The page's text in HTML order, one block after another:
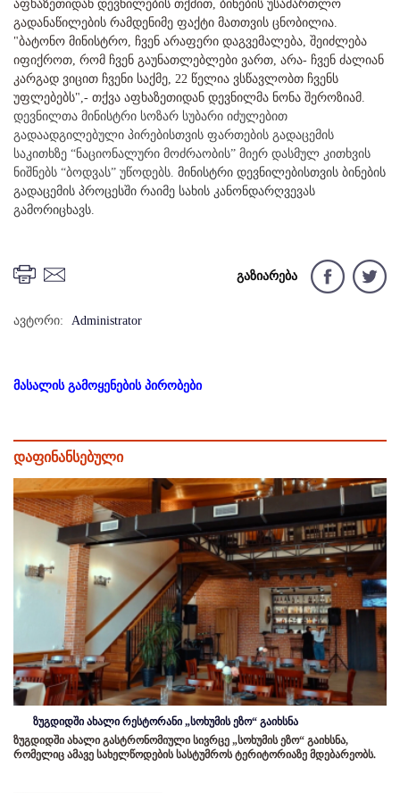
აფხაზეთიდან დევნილების თქმით, ბინების უსამართლო
გადანაწილების რამდენიმე ფაქტი მათთვის ცნობილია.
"ბატონო მინისტრო, ჩვენ არაფერი დაგვემალება, შეიძლება
იფიქროთ, რომ ჩვენ გაუნათლებლები ვართ, არა- ჩვენ ძალიან
კარგად ვიცით ჩვენი საქმე, 22 წელია ვსწავლობთ ჩვენს
უფლებებს",- თქვა აფხაზეთიდან დევნილმა ნონა შეროზიამ.
დევნილთა მინისტრი სოზარ სუბარი იძულებით
გადაადგილებული პირებისთვის ფართების გადაცემის
საკითხზე “ნაციონალური მოძრაობის” მიერ დასმულ კითხვის
ნიშნებს “ბოდვას” უწოდებს. მინისტრი დევნილებისთვის ბინების
გადაცემის პროცესში რაიმე სახის კანონდარღვევას
გამორიცხავს.
გაზიარება
ავტორი: Administrator
მასალის გამოყენების პირობები
დაფინანსებული
ზუგდიდში ახალი რესტორანი „სოხუმის ეზო“ გაიხსნა
ზუგდიდში ახალი გასტრონომიული სივრცე „სოხუმის ეზო“ გაიხსნა,
რომელიც ამავე სახელწოდების სასტუმროს ტერიტორიაზე მდებარეობს.